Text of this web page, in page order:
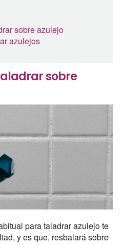
sobre azulejo
azulejos
sobre
para taladrar azulejo te
y es que, resbalará sobre